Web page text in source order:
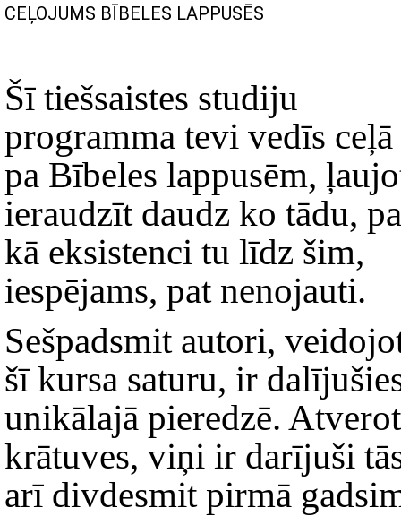
CEĻOJUMS BĪBELES LAPPUSĒS
Šī tiešsaistes studiju
programma tevi vedīs ceļā
pa Bībeles lappusēm,
ieraudzīt daudz ko tādu,
kā eksistenci tu līdz šim,
iespējams, pat nenojauti.
Sešpadsmit autori,
šī kursa saturu, ir
unikālajā pieredzē.
krātuves, viņi ir darījuši
arī divdesmit pirmā